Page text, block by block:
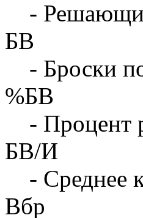
-
БВ
- Броски
%БВ
- Процент
БВ/И
- Среднее
Вбр